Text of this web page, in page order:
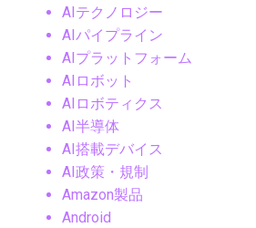
AIテクノロジー
AIパイプライン
AIプラットフォーム
AIロボット
AIロボティクス
AI半導体
AI搭載デバイス
AI政策・規制
Amazon製品
Android